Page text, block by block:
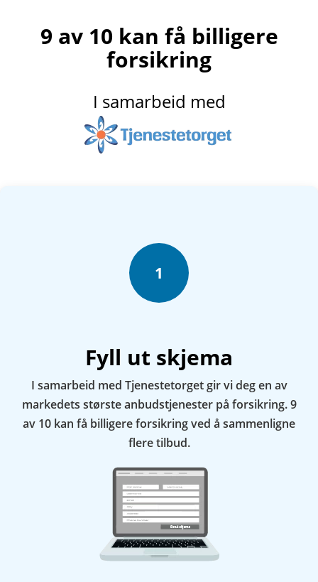
9 av 10 kan få billigere
forsikring
I samarbeid med
1
Fyll ut skjema
I samarbeid med Tjenestetorget gir vi deg en av
markedets største anbudstjenester på forsikring. 9
av 10 kan få billigere forsikring ved å sammenligne
flere tilbud.